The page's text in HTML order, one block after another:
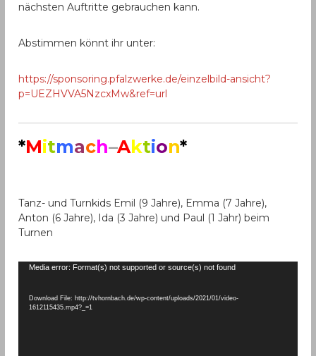
nächsten Auftritte gebrauchen kann.
Abstimmen könnt ihr unter:
https://sponsoring.pfalzwerke.de/einzelbild-ansicht?
p=UEZHVVA5NzcxMw&ref=url
*Mitmach–Aktion*
Tanz- und Turnkids Emil (9 Jahre), Emma (7 Jahre),
Anton (6 Jahre), Ida (3 Jahre) und Paul (1 Jahr) beim
Turnen
Media error: Format(s) not supported or source(s) not found
Download File: http://tvhornbach.de/wp-content/uploads/2021/01/video-
1612115435.mp4?_=1